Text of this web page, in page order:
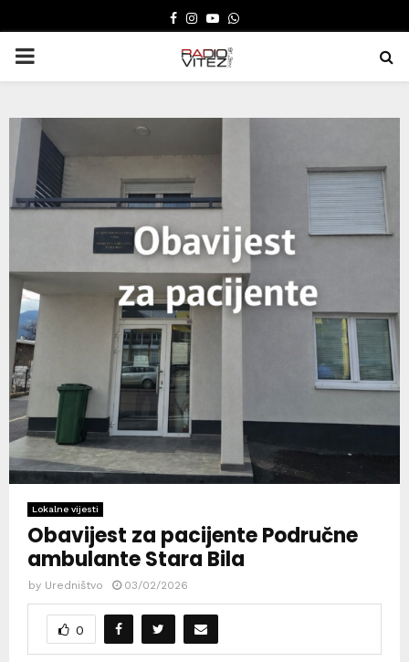
FACEBOOK
INSTAGRAM
YOUTUBE
WHATSAPP
PRIMARY
Lokalne vijesti
Obavijest za pacijente Područne
ambulante Stara Bila
by Uredništvo 03/02/2026
0